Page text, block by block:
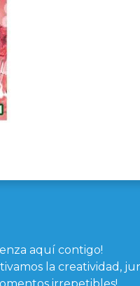
aquí contigo!
la creatividad,